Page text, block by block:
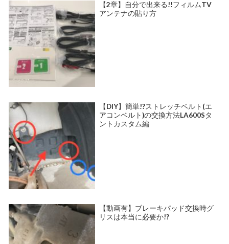
【2章】自分で出来る!!フィルムTV
アンテナの貼り方
【DIY】簡単!?ストレッチベルト(エ
アコンベルト)の交換方法LA600Sタ
ントカスタム編
【動画有】ブレーキパッド交換時グ
リスは本当に必要か!?